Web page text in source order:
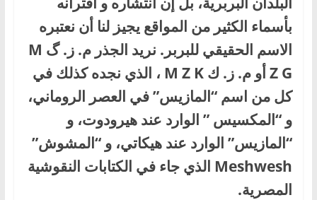
بأسماء الكثير من المواقع يجيز لنا أن نعتبره
الاسم الحقيقي للبربر. نريد الجذر م. ز. گ M
Z G أو م. ز. ك M Z K ، الذي نجده كذلك في
كل من اسم “المازيس” في العصر الروماني،
و “المكسيس ” الوارد عند هيرودوت، و
“المازيس” الوارد عند هيكاتي، و “المشوش”
Meshwesh الذي جاء في الكتابات النقوشية
المصرية.